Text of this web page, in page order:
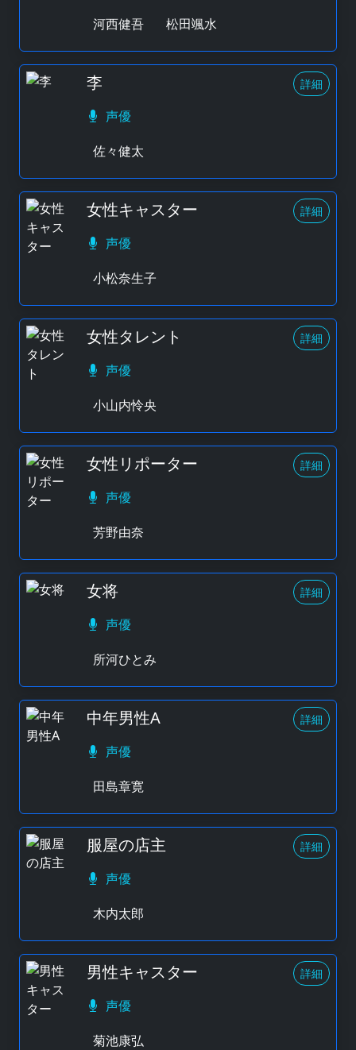
河西健吾 松田颯水
李 詳細
声優
佐々健太
女性キャスター 詳細
声優
小松奈生子
女性タレント 詳細
声優
小山内怜央
女性リポーター 詳細
声優
芳野由奈
女将 詳細
声優
所河ひとみ
中年男性A 詳細
声優
田島章寛
服屋の店主 詳細
声優
木内太郎
男性キャスター 詳細
声優
菊池康弘